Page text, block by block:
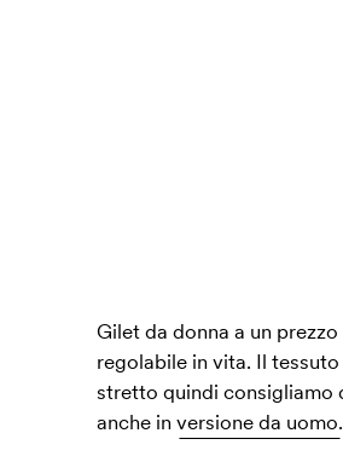
Gilet da donna a un
regolabile in vita. Il
stretto quindi consigliamo
anche inversione da uomo.